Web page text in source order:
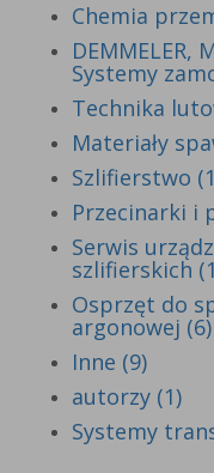
Chemia
DEMMELER,
Systemy
Technika
Materiały
Szlifierstwo
Przecinarki i
Serwis
szlifierskich
Osprzęt do
argonowej (6)
Inne (9)
autorzy (1)
Systemy